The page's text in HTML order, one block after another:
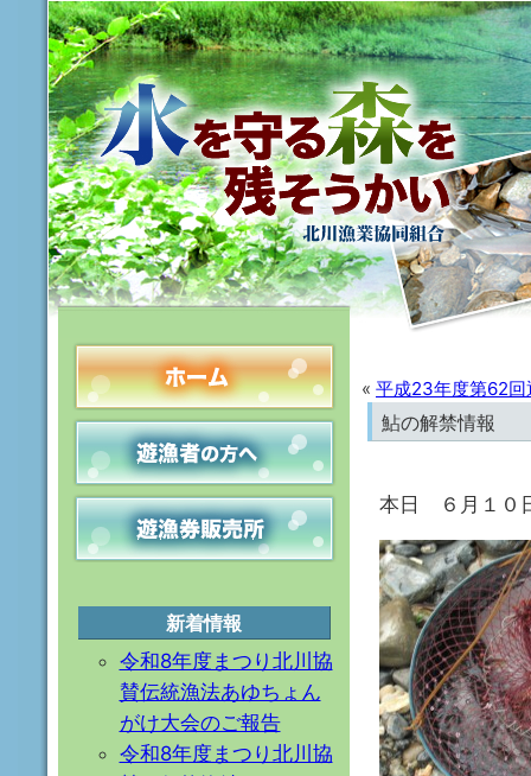
« 平成23年度第62回
鮎の解禁情報
本日 ６月１０
新着情報
令和8年度まつり北川協
賛伝統漁法あゆちょん
がけ大会のご報告
令和8年度まつり北川協